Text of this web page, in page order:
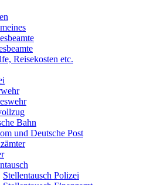
Reisekosten etc.
Bahn
und Deutsche Post
Stellentausch Polizei